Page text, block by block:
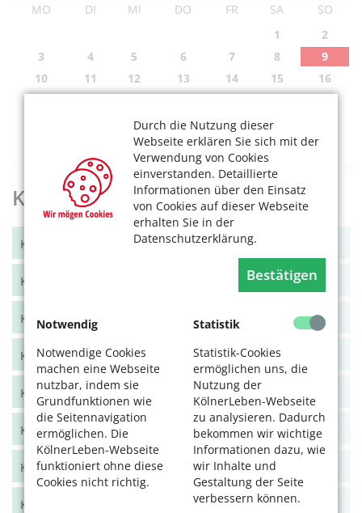
Durch die Nutzung dieser
Webseite erklären Sie sich mit der
Verwendung von Cookies
einverstanden. Detaillierte
Informationen über den Einsatz
von Cookies auf dieser Webseite
erhalten Sie in der
Datenschutzerklärung.
Bestätigen
Notwendig
Notwendige Cookies
machen eine Webseite
nutzbar, indem sie
Grundfunktionen wie
die Seitennavigation
ermöglichen. Die
KölnerLeben-Webseite
funktioniert ohne diese
Cookies nicht richtig.
Statistik
Statistik-Cookies
ermöglichen uns, die
Nutzung der
KölnerLeben-Webseite
zu analysieren. Dadurch
bekommen wir wichtige
Informationen dazu, wie
wir Inhalte und
Gestaltung der Seite
verbessern können.
MO DI MI DO FR SA
SO
1
2
3
4 5 6 7 8
9
10
11 12 13 14 15
16
26 27 28 29
KölnerLeben Archiv
KölnerLeben Winter 2025
KölnerLeben Sommer 2025
KölnerLeben Frühjahr 2025
KölnerLeben Winter 2024/25
KölnerLeben Herbst 2024
KölnerLeben Sommer 2024
KölnerLeben Frühjahr 2024
KölnerLeben Dez/Jan/Feb 2023/24